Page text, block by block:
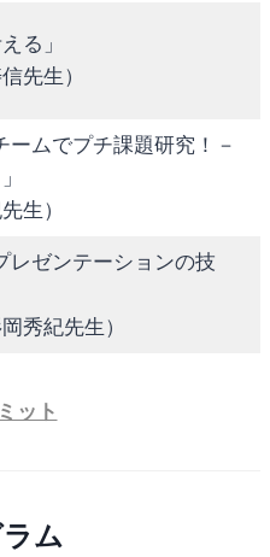
る」
先生）
ムでプチ課題研究！－
生）
ゼンテーションの技
秀紀先生）
ット
ム